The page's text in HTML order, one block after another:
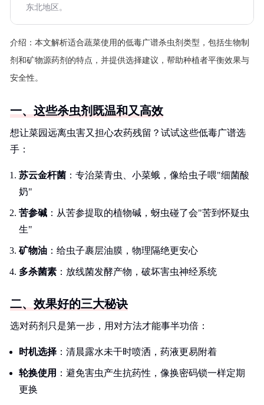
东北地区。
介绍： 本文解析适合蔬菜使用的低毒广谱杀虫剂类型，包括生物制
剂和矿物源药剂的特点，并提供选择建议，帮助种植者平衡效果与
安全性。
一、这些杀虫剂既温和又高效
想让菜园远离虫害又担心农药残留？试试这些低毒广谱选
手：
苏云金杆菌 ：专治菜青虫、小菜蛾，像给虫子喂"细菌酸
奶"
苦参碱 ：从苦参提取的植物碱，蚜虫碰了会"苦到怀疑虫
生"
矿物油 ：给虫子裹层油膜，物理隔绝更安心
多杀菌素 ：放线菌发酵产物，破坏害虫神经系统
二、效果好的三大秘诀
选对药剂只是第一步，用对方法才能事半功倍：
时机选择 ：清晨露水未干时喷洒，药液更易附着
轮换使用 ：避免害虫产生抗药性，像换密码锁一样定期
更换